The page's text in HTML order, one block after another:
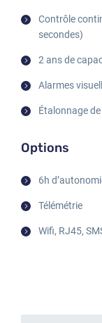
Contrôle
secondes)
2 ans de
Alarmes
Étalonnage
Options
6h
Télémétrie
Wifi, RJ45,